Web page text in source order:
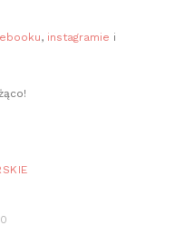
, instagramie i
0